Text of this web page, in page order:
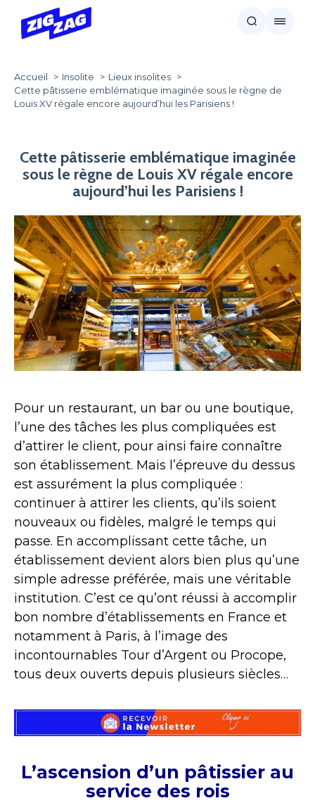
Accueil Insolite
Lieux insolites
Cette pâtisserie emblématique imaginée sous le règne de
Louis XV régale encore aujourd’hui les Parisiens !
Cette pâtisserie emblématique imaginée
sous le règne de Louis XV régale encore
aujourd’hui les Parisiens !
Pour un restaurant, un bar ou une boutique,
l’une des tâches les plus compliquées est
d’attirer le client, pour ainsi faire connaître
son établissement. Mais l’épreuve du dessus
est assurément la plus compliquée :
continuer à attirer les clients, qu’ils soient
nouveaux ou fidèles, malgré le temps qui
passe. En accomplissant cette tâche, un
établissement devient alors bien plus qu’une
simple adresse préférée, mais une véritable
institution. C’est ce qu’ont réussi à accomplir
bon nombre d’établissements en France et
notamment à Paris, à l’image des
incontournables Tour d’Argent ou Procope,
tous deux ouverts depuis plusieurs siècles…
L’ascension d’un pâtissier au
service des rois